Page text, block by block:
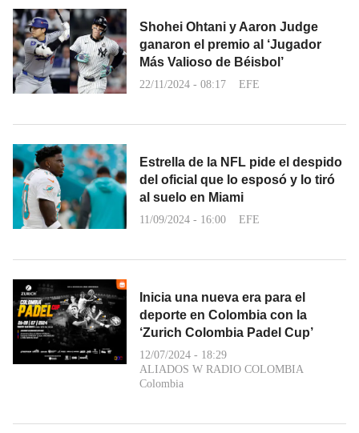
Shohei Ohtani y Aaron Judge
ganaron el premio al ‘Jugador
Más Valioso de Béisbol’
22/11/2024 - 08:17 EFE
Estrella de la NFL pide el despido
del oficial que lo esposó y lo tiró
al suelo en Miami
11/09/2024 - 16:00 EFE
Inicia una nueva era para el
deporte en Colombia con la
‘Zurich Colombia Padel Cup’
12/07/2024 - 18:29
ALIADOS W RADIO COLOMBIA
Colombia